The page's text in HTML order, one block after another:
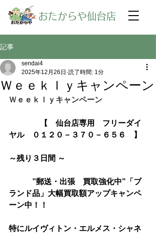
​おたからや仙台店
記事
Ｗｅｅｋｌｙキャンペーン
sendai4
2025年12月26日 読了時間: 1分
Ｗｅｅｋｌｙキャンペーン
【　仙台店専用　フリーダイ
ヤル　０１２０－３７０－６５６　】
～残り３日間 ～
”郵送・出張　買取強化中”「ブ
ランド品」大幅買取額アップキャンペ
ーン中！！
特にルイヴィトン・エルメス・シャネ